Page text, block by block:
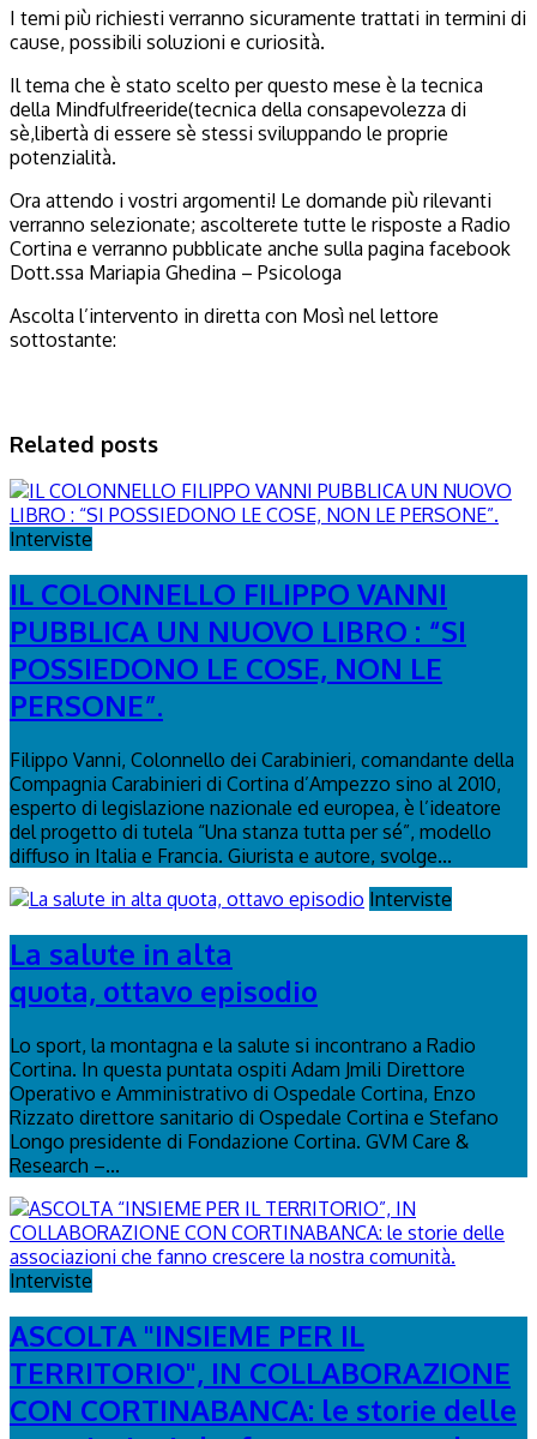
I temi più richiesti verranno sicuramente trattati in termini di
cause, possibili soluzioni e curiosità.
Il tema che è stato scelto per questo mese è la tecnica
della Mindfulfreeride(tecnica della consapevolezza di
sè,libertà di essere sè stessi sviluppando le proprie
potenzialità.
Ora attendo i vostri argomenti! Le domande più rilevanti
verranno selezionate; ascolterete tutte le risposte a Radio
Cortina e verranno pubblicate anche sulla pagina facebook
Dott.ssa Mariapia Ghedina – Psicologa
Ascolta l’intervento in diretta con Mosì nel lettore
sottostante:
Related posts
Interviste
IL COLONNELLO FILIPPO VANNI
PUBBLICA UN NUOVO LIBRO : “SI
POSSIEDONO LE COSE, NON LE
PERSONE”.
Filippo Vanni, Colonnello dei Carabinieri, comandante della
Compagnia Carabinieri di Cortina d’Ampezzo sino al 2010,
esperto di legislazione nazionale ed europea, è l’ideatore
del progetto di tutela “Una stanza tutta per sé”, modello
diffuso in Italia e Francia. Giurista e autore, svolge...
Interviste
La salute in alta
quota, ottavo episodio
Lo sport, la montagna e la salute si incontrano a Radio
Cortina. In questa puntata ospiti Adam Jmili Direttore
Operativo e Amministrativo di Ospedale Cortina, Enzo
Rizzato direttore sanitario di Ospedale Cortina e Stefano
Longo presidente di Fondazione Cortina. GVM Care &
Research –...
Interviste
ASCOLTA "INSIEME PER IL
TERRITORIO", IN COLLABORAZIONE
CON CORTINABANCA: le storie delle